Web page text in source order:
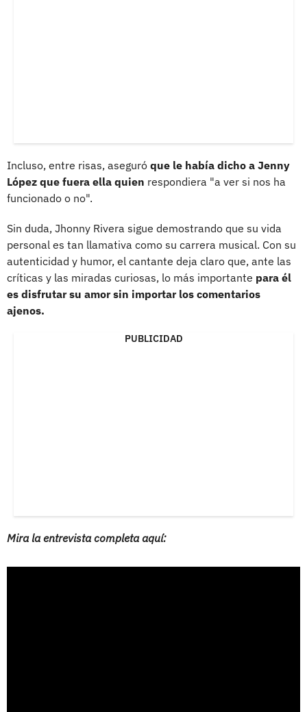
Incluso, entre risas, aseguró que le había dicho a Jenny
López que fuera ella quien respondiera "a ver si nos ha
funcionado o no".
Sin duda, Jhonny Rivera sigue demostrando que su vida
personal es tan llamativa como su carrera musical. Con su
autenticidad y humor, el cantante deja claro que, ante las
críticas y las miradas curiosas, lo más importante para él
es disfrutar su amor sin importar los comentarios
ajenos.
PUBLICIDAD
Mira la entrevista completa aquí: